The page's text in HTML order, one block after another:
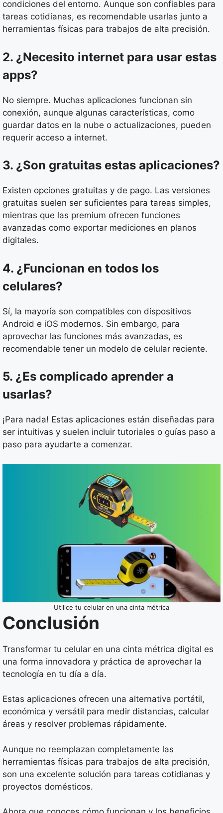
condiciones del entorno. Aunque son confiables para
tareas cotidianas, es recomendable usarlas junto a
herramientas físicas para trabajos de alta precisión.
2. ¿Necesito internet para usar estas
apps?
No siempre. Muchas aplicaciones funcionan sin
conexión, aunque algunas características, como
guardar datos en la nube o actualizaciones, pueden
requerir acceso a internet.
3. ¿Son gratuitas estas aplicaciones?
Existen opciones gratuitas y de pago. Las versiones
gratuitas suelen ser suficientes para tareas simples,
mientras que las premium ofrecen funciones
avanzadas como exportar mediciones en planos
digitales.
4. ¿Funcionan en todos los
celulares?
Sí, la mayoría son compatibles con dispositivos
Android e iOS modernos. Sin embargo, para
aprovechar las funciones más avanzadas, es
recomendable tener un modelo de celular reciente.
5. ¿Es complicado aprender a
usarlas?
¡Para nada! Estas aplicaciones están diseñadas para
ser intuitivas y suelen incluir tutoriales o guías paso a
paso para ayudarte a comenzar.
Utilice tu celular en una cinta métrica
Conclusión
Transformar tu celular en una cinta métrica digital es
una forma innovadora y práctica de aprovechar la
tecnología en tu día a día.
Estas aplicaciones ofrecen una alternativa portátil,
económica y versátil para medir distancias, calcular
áreas y resolver problemas rápidamente.
Aunque no reemplazan completamente las
herramientas físicas para trabajos de alta precisión,
son una excelente solución para tareas cotidianas y
proyectos domésticos.